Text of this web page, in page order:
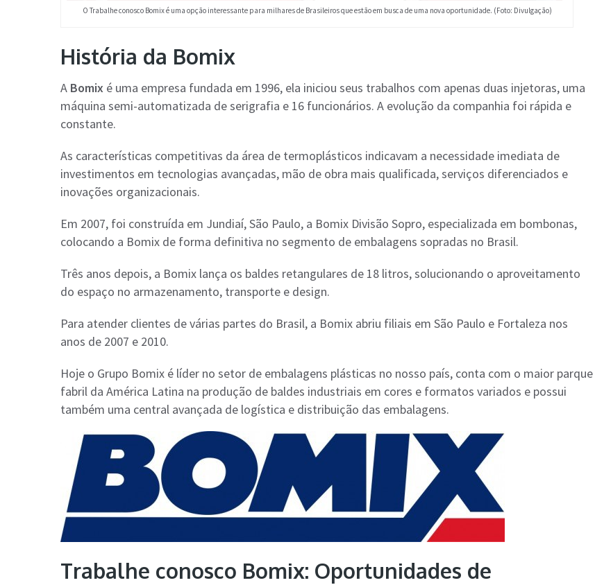
O Trabalhe conosco Bomix é uma opção interessante para milhares de Brasileiros que estão em busca de uma nova oportunidade. (Foto: Divulgação)
História da Bomix
A Bomix é uma empresa fundada em 1996, ela iniciou seus trabalhos com apenas duas injetoras, uma
máquina semi-automatizada de serigrafia e 16 funcionários. A evolução da companhia foi rápida e
constante.
As características competitivas da área de termoplásticos indicavam a necessidade imediata de
investimentos em tecnologias avançadas, mão de obra mais qualificada, serviços diferenciados e
inovações organizacionais.
Em 2007, foi construída em Jundiaí, São Paulo, a Bomix Divisão Sopro, especializada em bombonas,
colocando a Bomix de forma definitiva no segmento de embalagens sopradas no Brasil.
Três anos depois, a Bomix lança os baldes retangulares de 18 litros, solucionando o aproveitamento
do espaço no armazenamento, transporte e design.
Para atender clientes de várias partes do Brasil, a Bomix abriu filiais em São Paulo e Fortaleza nos
anos de 2007 e 2010.
Hoje o Grupo Bomix é líder no setor de embalagens plásticas no nosso país, conta com o maior parque
fabril da América Latina na produção de baldes industriais em cores e formatos variados e possui
também uma central avançada de logística e distribuição das embalagens.
Trabalhe conosco Bomix: Oportunidades de